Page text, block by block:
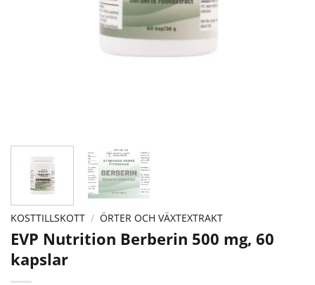
KOSTTILLSKOTT / ÖRTER OCH VÄXTEXTRAKT
EVP Nutrition Berberin 500 mg, 60
kapslar